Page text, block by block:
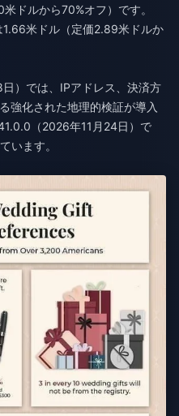
ドルから70%オフ）です。
米ドル（定価2.89米ドルか
）では、IPアドレス、決済方
強化された地理的検証が導入
（2026年11月24日）で
います。